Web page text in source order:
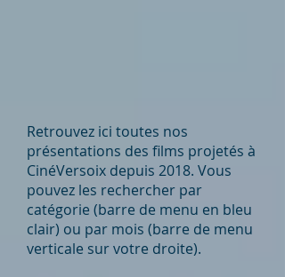
Retrouvez ici toutes nos
présentations des films projetés à
CinéVersoix depuis 2018. Vous
pouvez les rechercher par
catégorie (barre de menu en bleu
clair) ou par mois (barre de menu
verticale sur votre droite).